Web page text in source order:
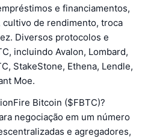
e financiamentos,
de rendimento, troca
Diversos protocolos e
incluindo Avalon, Lombard,
StakeStone, Ethena, Lendle,
Moe.
Bitcoin ($FBTC)?
negociação em um número
e agregadores,